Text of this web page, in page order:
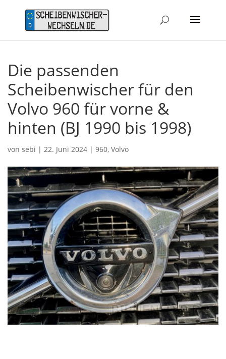
Die passenden
Scheibenwischer für den
Volvo 960 für vorne &
hinten (BJ 1990 bis 1998)
von sebi | 22. Juni 2024 | 960, Volvo